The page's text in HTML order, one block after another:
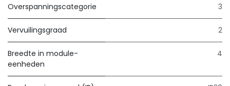
Overspanningscategorie 3
Vervuilingsgraad 2
Breedte in module-
eenheden
4